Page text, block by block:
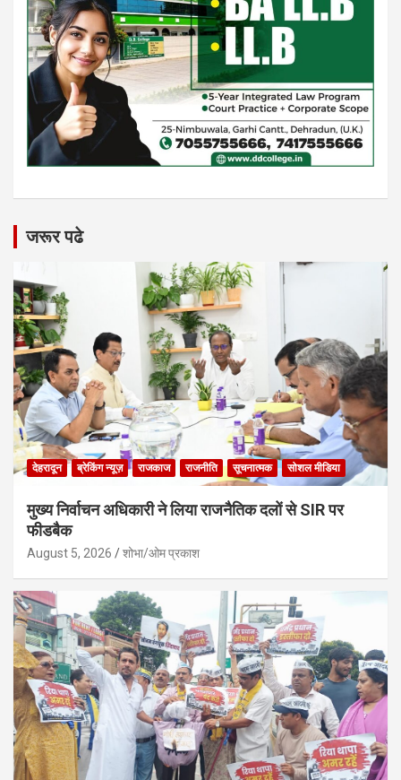
जरूर पढे
देहरादून ब्रेकिंग न्यूज़ राजकाज राजनीति सूचनात्मक सोशल मीडिया
मुख्य निर्वाचन अधिकारी ने लिया राजनैतिक दलों से SIR पर
फीडबैक
August 5, 2026 शोभा/ओम प्रकाश